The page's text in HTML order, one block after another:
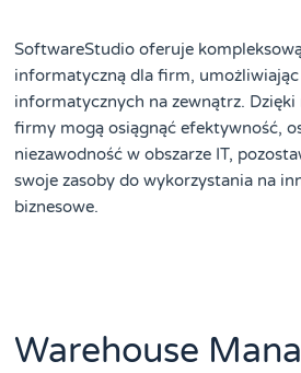
SoftwareStudio oferuje
informatyczną dla firm, umożliwiając
informatycznych na zewnątrz. Dzięki
firmy mogą osiągnąć efektywność,
niezawodność w obszarze IT,
swoje zasoby do wykorzystania na
biznesowe.
Warehouse